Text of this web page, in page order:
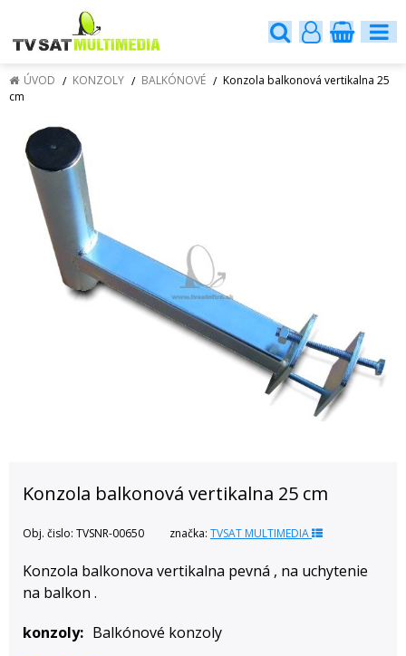
ÚVOD KONZOLY BALKÓNOVÉ
Konzola balkonová vertikalna 25
cm
Konzola balkonová vertikalna 25 cm
Obj. čislo: TVSNR-00650 značka: TVSAT MULTIMEDIA
Konzola balkonova vertikalna pevná , na uchytenie
na balkon .
konzoly
Balkónové konzoly